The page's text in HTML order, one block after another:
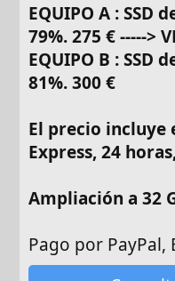
EQUIPO A : SSD
79%. 275 € ----->
EQUIPO B : SSD
81%. 300 €
El precio incluye
Express, 24
Ampliación a 32
Pago por